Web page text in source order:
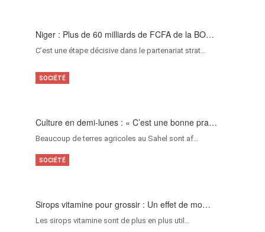
Niger : Plus de 60 milliards de FCFA de la BO…
C’est une étape décisive dans le partenariat strat…
Culture en demi-lunes : « C’est une bonne pra…
Beaucoup de terres agricoles au Sahel sont af…
SOCIÉTÉ
Sirops vitamine pour grossir : Un effet de mo…
Les sirops vitamine sont de plus en plus util…
SOCIÉTÉ